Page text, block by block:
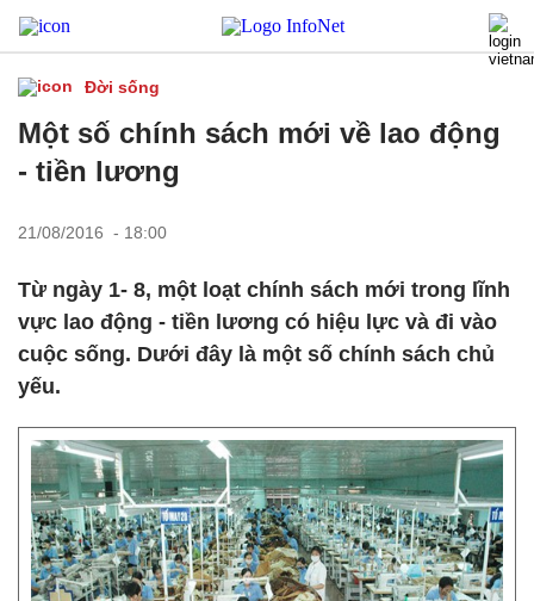
Đời sống
Một số chính sách mới về lao động
- tiền lương
21/08/2016 - 18:00
Từ ngày 1- 8, một loạt chính sách mới trong lĩnh
vực lao động - tiền lương có hiệu lực và đi vào
cuộc sống. Dưới đây là một số chính sách chủ
yếu.